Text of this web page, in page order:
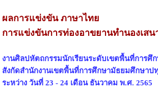
ผลการแข่งขัน ภาษาไทย
การแข่งขันการท่องอาขยานทำนองเสน
งานศิลปหัตถกรรมนักเรียนระดับเขตพื้นที่การศึ
สังกัดสำนักงานเขตพื้นที่การศึกษามัธยมศึกษาป
ระหว่าง วันที่ 23 - 24 เดือน ธันวาคม พ.ศ. 2565